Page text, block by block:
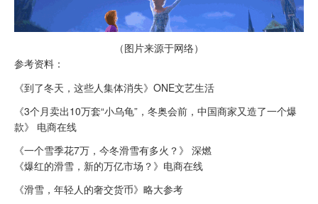
（图片来源于网络）
参考资料：
《到了冬天，这些人集体消失》ONE文艺生活
《3个月卖出10万套“小乌龟”，冬奥会前，中国商家又造了一个爆
款》 电商在线
《一个雪季花7万，今冬滑雪有多火？》 深燃
《爆红的滑雪，新的万亿市场？》电商在线
《滑雪，年轻人的奢交货币》略大参考